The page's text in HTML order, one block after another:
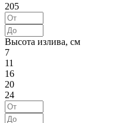
205
Высота излива, см
7
11
16
20
24